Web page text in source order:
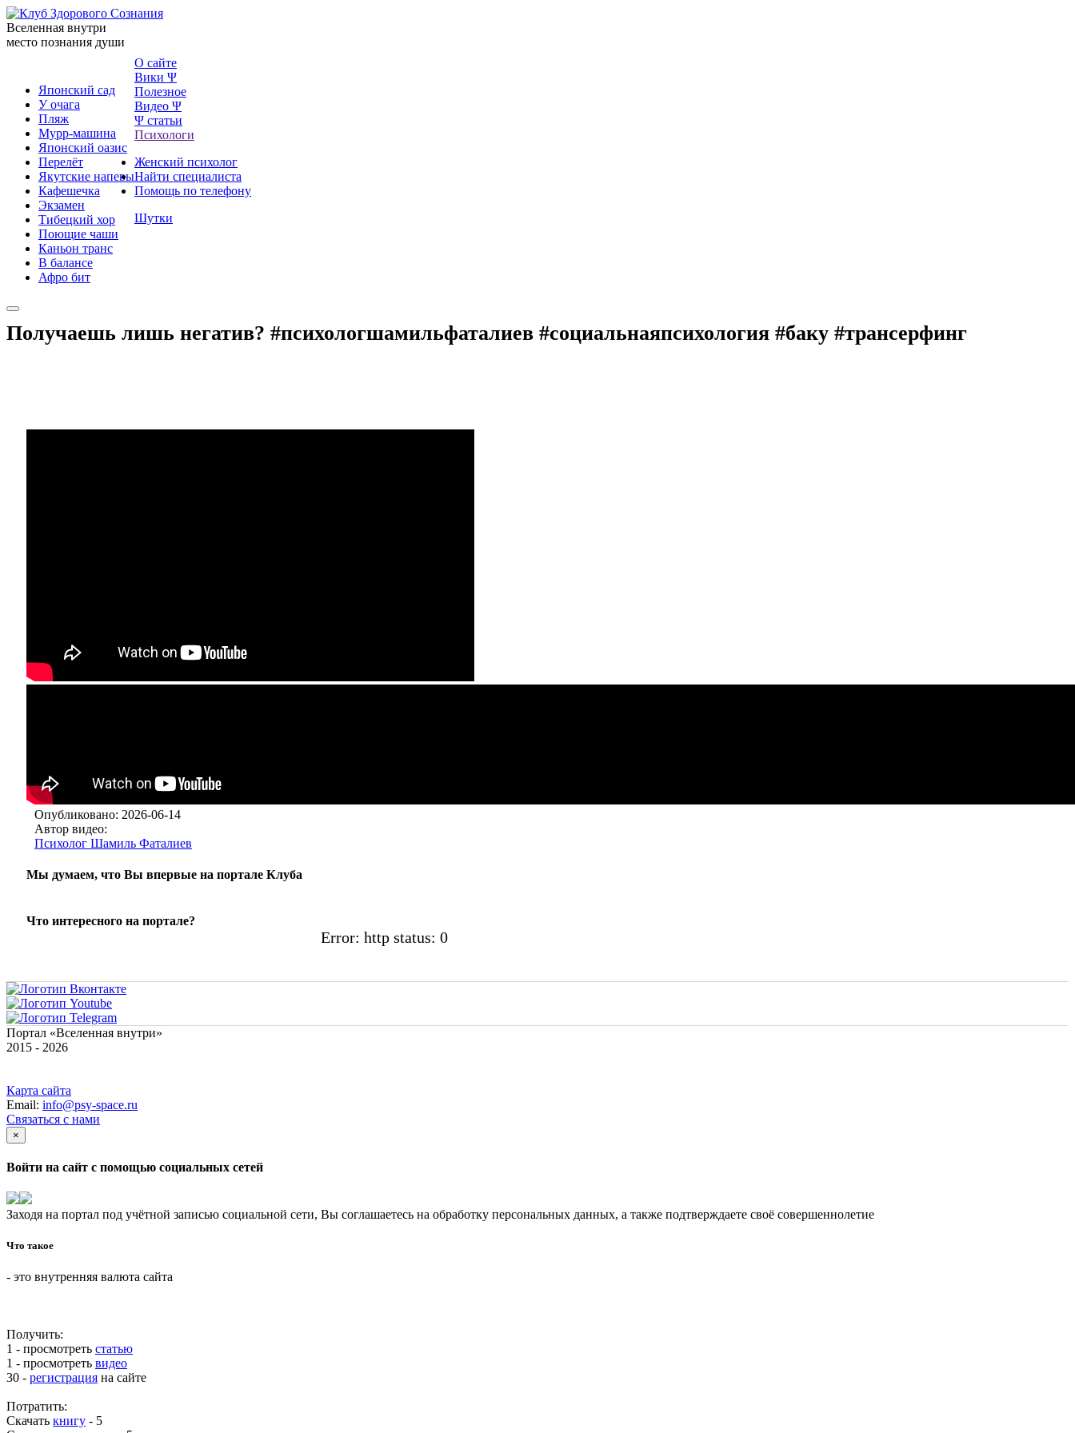
Вселенная внутри
место познания души
Японский сад
У очага
Пляж
Мурр-машина
Японский оазис
Перелёт
Якутские напевы
Кафешечка
Экзамен
Тибецкий хор
Поющие чаши
Каньон транс
В балансе
Афро бит
О сайте
Вики Ψ
Полезное
Видео Ψ
Ψ статьи
Психологи
Женский психолог
Найти специалиста
Помощь по телефону
Шутки
Получаешь лишь негатив? #психологшамильфаталиев #социальнаяпсихология #баку #трансерфинг
Опубликовано: 2026-06-14
Автор видео:
Психолог Шамиль Фаталиев
Мы думаем, что Вы впервые на портале Клуба
Что интересного на портале?
Error: http status: 0
Портал «Вселенная внутри»
2015 - 2026
Карта сайта
Email: info@psy-space.ru
Связаться с нами
×
Войти на сайт с помощью социальных сетей
Заходя на портал под учётной записью социальной сети, Вы соглашаетесь на обработку персональных данных, а также подтверждаете своё совершеннолетие
Что такое
- это внутренняя валюта сайта
Получить:
1 - просмотреть статью
1 - просмотреть видео
30 - регистрация на сайте
Потратить:
Скачать книгу - 5